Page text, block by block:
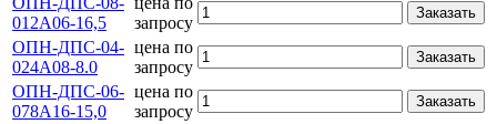
012А06-16,5
запросу
Заказать
ОПН-ДПС-04-
024А08-8.0
цена по
запросу
Заказать
ОПН-ДПС-06-
078А16-15,0
цена по
запросу
Заказать